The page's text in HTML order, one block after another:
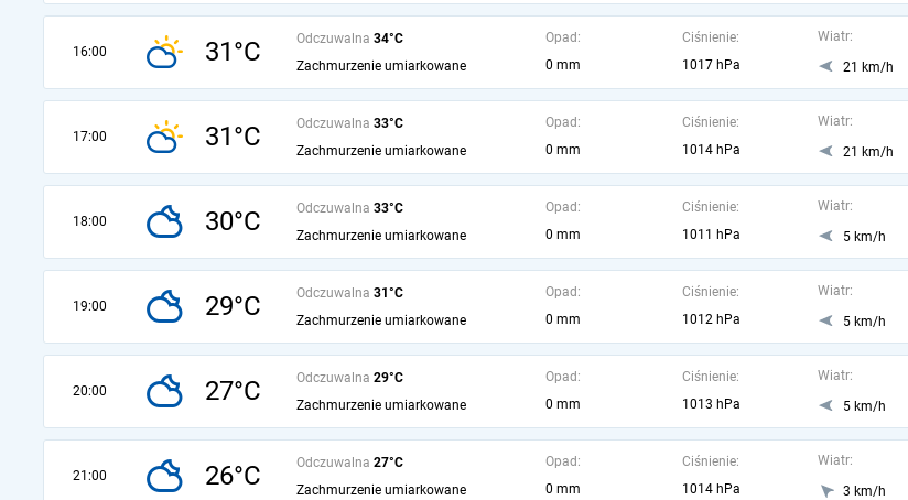
16:00 31°C Odczuwalna 34°C
Zachmurzenie umiarkowane
Opad:
0 mm
Ciśnienie:
1017 hPa
Wiatr:
21 km/h
17:00 31°C Odczuwalna 33°C
Zachmurzenie umiarkowane
Opad:
0 mm
Ciśnienie:
1014 hPa
Wiatr:
21 km/h
18:00 30°C Odczuwalna 33°C
Zachmurzenie umiarkowane
Opad:
0 mm
Ciśnienie:
1011 hPa
Wiatr:
5 km/h
19:00 29°C Odczuwalna 31°C
Zachmurzenie umiarkowane
Opad:
0 mm
Ciśnienie:
1012 hPa
Wiatr:
5 km/h
20:00 27°C Odczuwalna 29°C
Zachmurzenie umiarkowane
Opad:
0 mm
Ciśnienie:
1013 hPa
Wiatr:
5 km/h
21:00 26°C Odczuwalna 27°C
Zachmurzenie umiarkowane
Opad:
0 mm
Ciśnienie:
1014 hPa
Wiatr:
3 km/h